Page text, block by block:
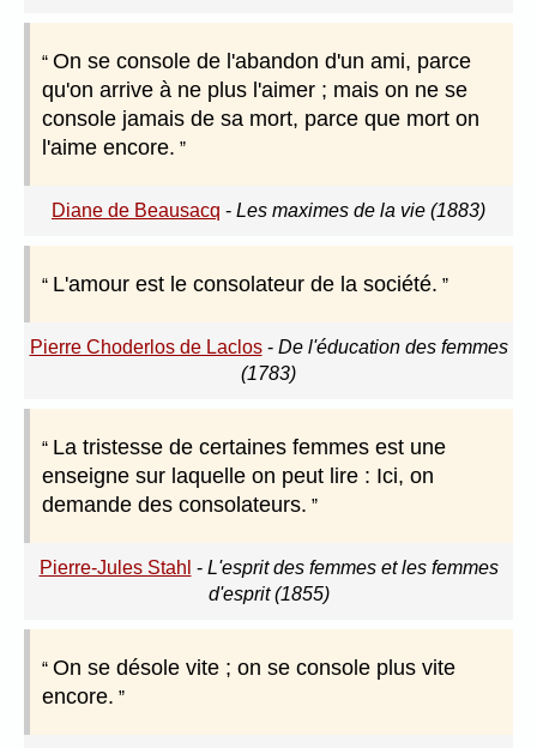
On se console de l'abandon d'un ami, parce
qu'on arrive à ne plus l'aimer ; mais on ne se
console jamais de sa mort, parce que mort on
l'aime encore.
Diane de Beausacq - Les maximes de la vie (1883)
L'amour est le consolateur de la société.
Pierre Choderlos de Laclos- De l'éducation des femmes
(1783)
La tristesse de certaines femmes est une
enseigne sur laquelle on peut lire : Ici, on
demande des consolateurs.
Pierre-Jules Stahl - L'esprit des femmes et les femmes
d'esprit (1855)
On se désole vite ; on se console plus vite
encore.